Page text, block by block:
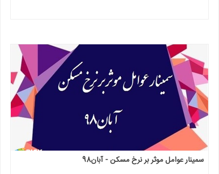
سمینار عوامل موثر بر نرخ مسکن - آبان98